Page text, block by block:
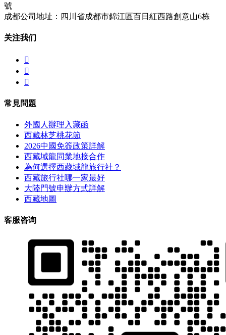
號
成都公司地址：四川省成都市錦江區百日紅西路創意山6栋
关注我们



常見問題
外國人辦理入藏函
西藏林芝桃花節
2026中國免簽政策詳解
西藏域龍同業地接合作
為何選擇西藏域龍旅行社？
西藏旅行社哪一家最好
大陸門號申辦方式詳解
西藏地圖
客服咨询